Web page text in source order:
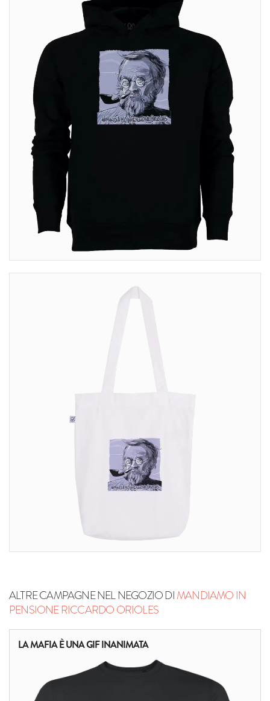
ALTRE CAMPAGNE NEL NEGOZIO DIMANDIAMO IN
PENSIONE RICCARDO ORIOLES
LA MAFIA È UNA GIF INANIMATA